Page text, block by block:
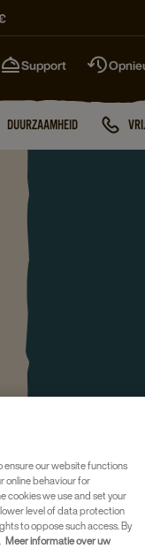
Support
DUURZAAMHEID
ensure our website functions
online behaviour for
cookies we use and set your
level of data protection
to oppose such access. By
Meer informatie over uw